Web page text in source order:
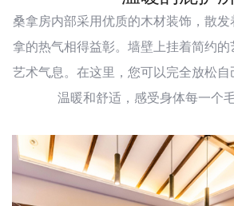
桑拿房内部采用优质的木材装饰，散
拿的热气相得益彰。墙壁上挂着简约
艺术气息。在这里，您可以完全放松
温暖和舒适，感受身体每一个